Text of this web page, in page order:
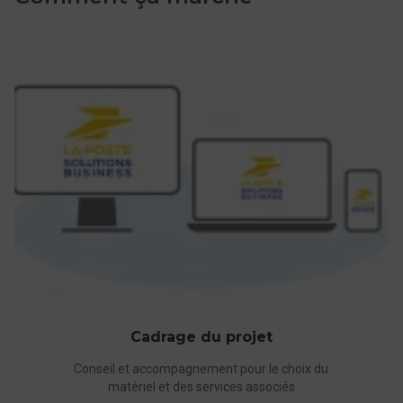
éducatif
Des services d'accompagnement au plus proche des clients et
des utilisateurs tout au long du projet de digitalisation de
En phase de déploiement : de la réception du
matériel à la livraison auprès des utilisateurs en
passant par la configuration, la masterisation,
Cadrage du projet
Conseil et accompagnement pour le choix du
matériel et des services associés